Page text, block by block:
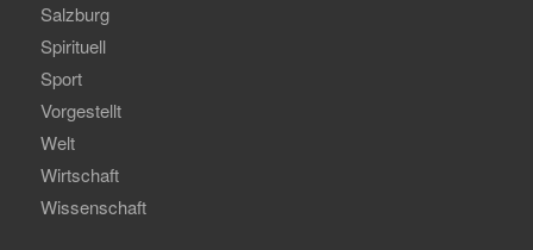
Salzburg
Spirituell
Sport
Vorgestellt
Welt
Wirtschaft
Wissenschaft